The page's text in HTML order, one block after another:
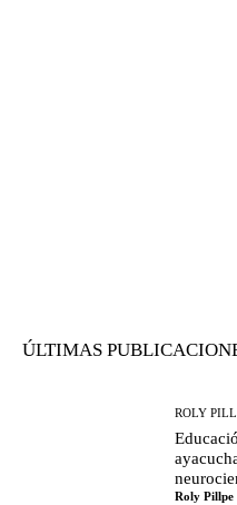
ÚLTIMAS
ROLY
Roly Pillpe